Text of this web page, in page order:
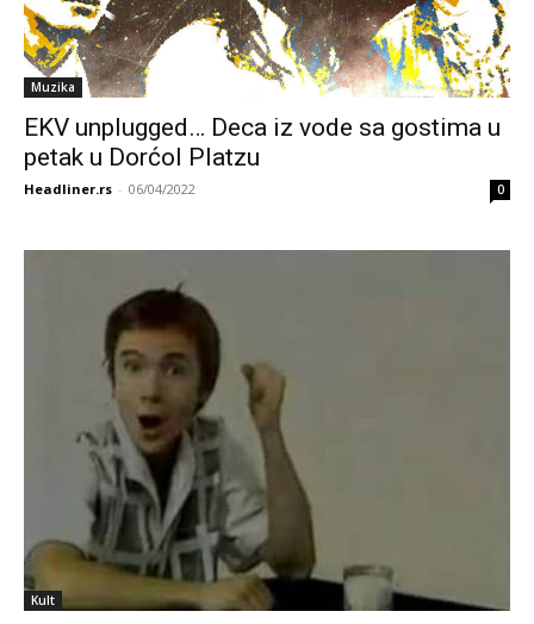
Muzika
EKV unplugged… Deca iz vode sa gostima u
petak u Dorćol Platzu
Headliner.rs - 06/04/2022 0
Kult